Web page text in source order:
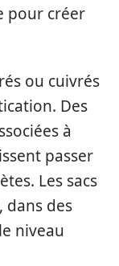
pour créer
ou cuivrés
Des
à
passer
Les sacs
dans des
niveau